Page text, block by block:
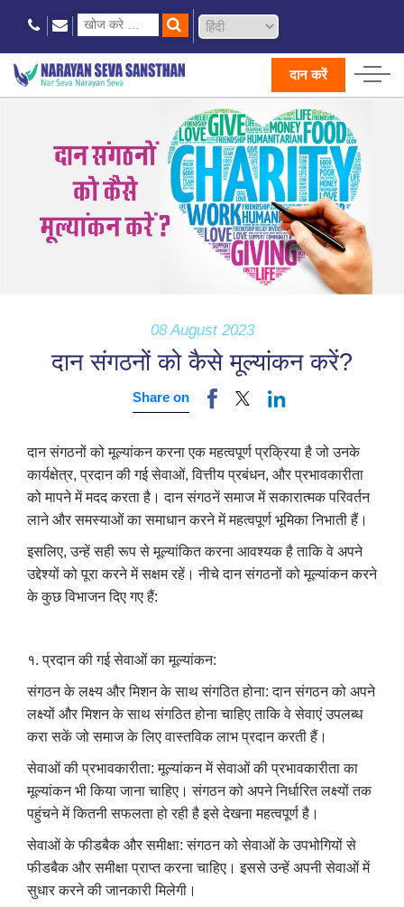
दान करें
08 August 2023
दान संगठनों को कैसे मूल्यांकन करें?
Share on
दान संगठनों को मूल्यांकन करना एक महत्वपूर्ण प्रक्रिया है जो उनके
कार्यक्षेत्र, प्रदान की गई सेवाओं, वित्तीय प्रबंधन, और प्रभावकारीता
को मापने में मदद करता है। दान संगठनें समाज में सकारात्मक परिवर्तन
लाने और समस्याओं का समाधान करने में महत्वपूर्ण भूमिका निभाती हैं।
इसलिए, उन्हें सही रूप से मूल्यांकित करना आवश्यक है ताकि वे अपने
उद्देश्यों को पूरा करने में सक्षम रहें। नीचे दान संगठनों को मूल्यांकन करने
के कुछ विभाजन दिए गए हैं:
१. प्रदान की गई सेवाओं का मूल्यांकन:
संगठन के लक्ष्य और मिशन के साथ संगठित होना: दान संगठन को अपने
लक्ष्यों और मिशन के साथ संगठित होना चाहिए ताकि वे सेवाएं उपलब्ध
करा सकें जो समाज के लिए वास्तविक लाभ प्रदान करती हैं।
सेवाओं की प्रभावकारीता: मूल्यांकन में सेवाओं की प्रभावकारीता का
मूल्यांकन भी किया जाना चाहिए। संगठन को अपने निर्धारित लक्ष्यों तक
पहुंचने में कितनी सफलता हो रही है इसे देखना महत्वपूर्ण है।
सेवाओं के फीडबैक और समीक्षा: संगठन को सेवाओं के उपभोगियों से
फीडबैक और समीक्षा प्राप्त करना चाहिए। इससे उन्हें अपनी सेवाओं में
सुधार करने की जानकारी मिलेगी।